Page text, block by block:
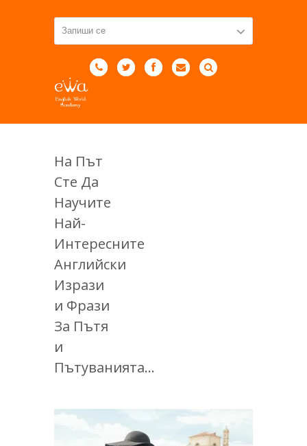
На Път
Сте Да
Научите
Най-
Интересните
Английски
Изрази
и Фрази
За Пътя
и
Пътуванията…